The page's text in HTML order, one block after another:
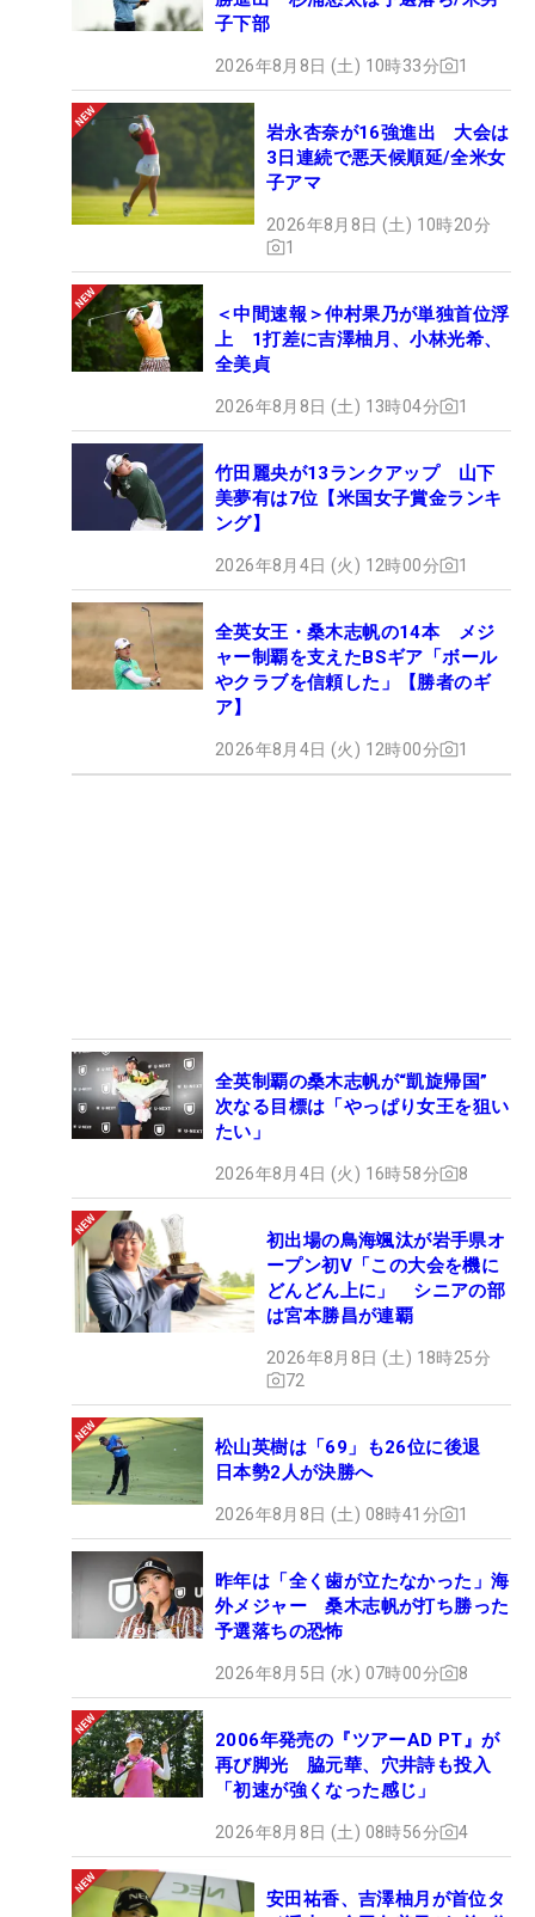
子下部
2026年8月8日 (土) 10時33分 1
岩永杏奈が16強進出 大会は
3日連続で悪天候順延/全米女
子アマ
2026年8月8日 (土) 10時20分
1
＜中間速報＞仲村果乃が単独首位浮
上 1打差に吉澤柚月、小林光希、
全美貞
2026年8月8日 (土) 13時04分 1
竹田麗央が13ランクアップ 山下
美夢有は7位【米国女子賞金ランキ
ング】
2026年8月4日 (火) 12時00分 1
全英女王・桑木志帆の14本 メジ
ャー制覇を支えたBSギア「ボール
やクラブを信頼した」【勝者のギ
ア】
2026年8月4日 (火) 12時00分 1
全英制覇の桑木志帆が“凱旋帰国”
次なる目標は「やっぱり女王を狙い
たい」
2026年8月4日 (火) 16時58分 8
初出場の鳥海颯汰が岩手県オ
ープン初V「この大会を機に
どんどん上に」 シニアの部
は宮本勝昌が連覇
2026年8月8日 (土) 18時25分
72
松山英樹は「69」も26位に後退
日本勢2人が決勝へ
2026年8月8日 (土) 08時41分 1
昨年は「全く歯が立たなかった」海
外メジャー 桑木志帆が打ち勝った
予選落ちの恐怖
2026年8月5日 (水) 07時00分 8
2006年発売の『ツアーAD PT』が
再び脚光 脇元華、穴井詩も投入
「初速が強くなった感じ」
2026年8月8日 (土) 08時56分 4
安田祐香、吉澤柚月が首位タ